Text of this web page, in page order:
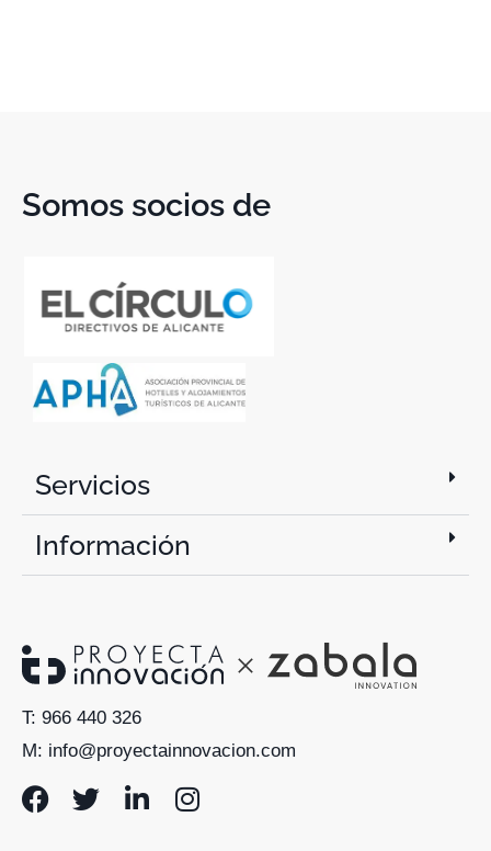
Somos socios de
Servicios
Información
T: 966 440 326
M: info@proyectainnovacion.com